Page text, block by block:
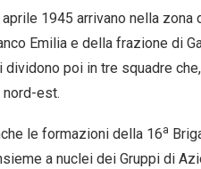
1945 arrivano nella
Emilia e della frazione di
poi in tre squadre
est.
le formazioni della 16a
a nuclei dei Gruppi di